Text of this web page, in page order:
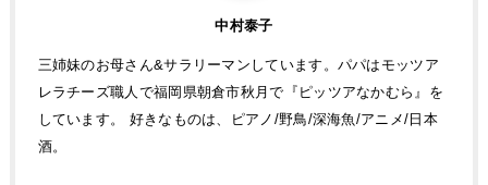
中村泰子
三姉妹のお母さん&サラリーマンしています。パパはモッツア
レラチーズ職人で福岡県朝倉市秋月で『ピッツアなかむら』を
しています。 好きなものは、ピアノ/野鳥/深海魚/アニメ/日本
酒。